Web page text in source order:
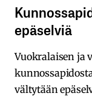
epäselviä
Vuokralaisen ja
vältytään